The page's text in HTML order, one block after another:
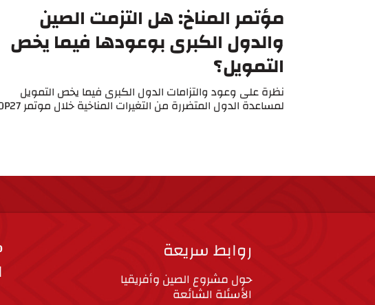
مؤتمر المناخ: هل التزمت الصين
والدول الكبرى بوعودها فيما يخص
التمويل؟
نظرة على وعود والتزامات الدول الكبرى فيما يخص التمويل
لمساعدة الدول المتضررة من التغيرات المناخية خلال موتمر COP27
روابط سريعة
حول مشروع الصين وأفريقيا
الأسئلة الشائعة